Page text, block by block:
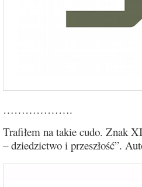
……………….
Trafiłem na takie cudo. Znak
– dziedzictwo i przeszłość”.